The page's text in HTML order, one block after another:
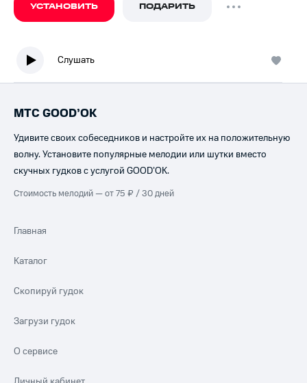
УСТАНОВИТЬ ПОДАРИТЬ
Слушать
МТС GOOD’OK
Удивите своих собеседников и настройте их на положительную
волну. Установите популярные мелодии или шутки вместо
скучных гудков с услугой GOOD’OK.
Стоимость мелодий — от 75 ₽ / 30 дней
Главная
Каталог
Скопируй гудок
Загрузи гудок
О сервисе